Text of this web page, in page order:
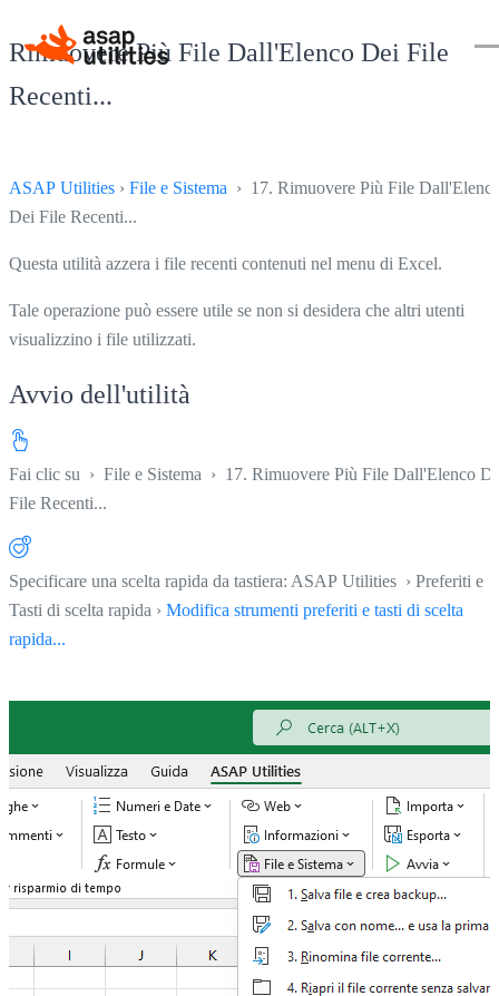
Rimuovere Più File Dall'Elenco Dei File
Recenti...
ASAP Utilities › File e Sistema › 17. Rimuovere Più File
Dei File Recenti...
Questa utilità azzera i file recenti contenuti nel menu di Excel.
Tale operazione può essere utile se non si desidera che altri utenti
visualizzino i file utilizzati.
Avvio dell'utilità
Fai clic su › File e Sistema › 17. Rimuovere Più File Dall'Elenco
File Recenti...
Specificare una scelta rapida da tastiera: ASAP Utilities › Preferiti e
Tasti di scelta rapida › Modifica strumenti preferiti e tasti di scelta
rapida...